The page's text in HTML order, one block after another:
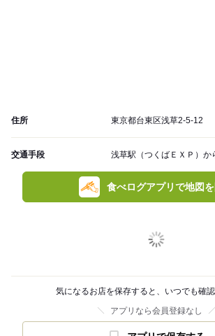
住所 東京都台東区浅草2-5-12
交通手段 浅草駅（つくばＥＸＰ）か
食べログアプリで地図を
気になるお店を保存すると、いつでも確認
アプリなら会員登録なし